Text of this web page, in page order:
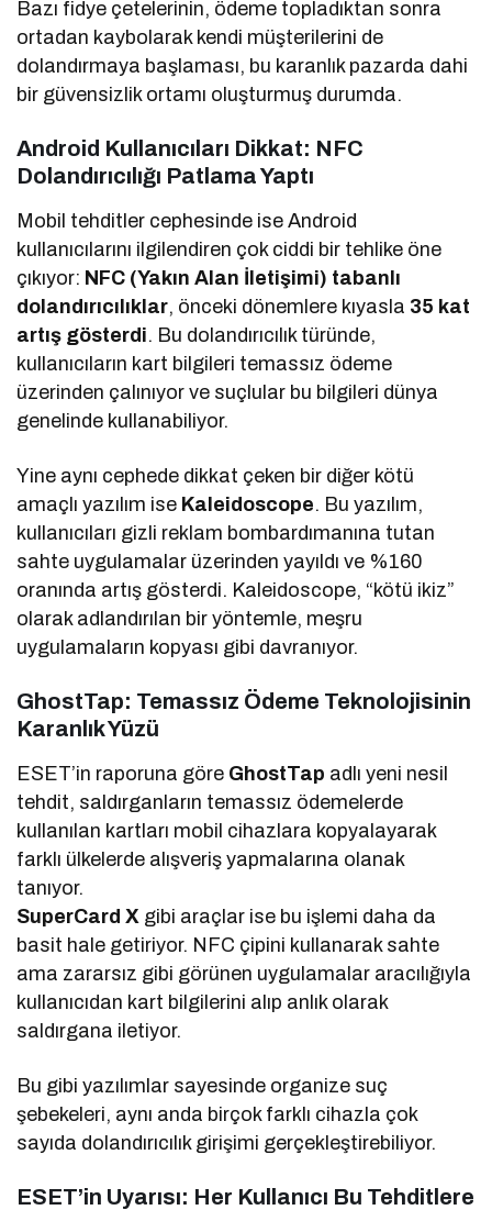
Bazı fidye çetelerinin, ödeme topladıktan sonra
ortadan kaybolarak kendi müşterilerini de
dolandırmaya başlaması, bu karanlık pazarda dahi
bir güvensizlik ortamı oluşturmuş durumda.
Android Kullanıcıları Dikkat: NFC
Dolandırıcılığı Patlama Yaptı
Mobil tehditler cephesinde ise Android
kullanıcılarını ilgilendiren çok ciddi bir tehlike öne
çıkıyor: NFC (Yakın Alan İletişimi) tabanlı
dolandırıcılıklar, önceki dönemlere kıyasla 35 kat
artış gösterdi. Bu dolandırıcılık türünde,
kullanıcıların kart bilgileri temassız ödeme
üzerinden çalınıyor ve suçlular bu bilgileri dünya
genelinde kullanabiliyor.
Yine aynı cephede dikkat çeken bir diğer kötü
amaçlı yazılım ise Kaleidoscope. Bu yazılım,
kullanıcıları gizli reklam bombardımanına tutan
sahte uygulamalar üzerinden yayıldı ve %160
oranında artış gösterdi. Kaleidoscope, “kötü ikiz”
olarak adlandırılan bir yöntemle, meşru
uygulamaların kopyası gibi davranıyor.
GhostTap: Temassız Ödeme Teknolojisinin
Karanlık Yüzü
ESET’in raporuna göre GhostTap adlı yeni nesil
tehdit, saldırganların temassız ödemelerde
kullanılan kartları mobil cihazlara kopyalayarak
farklı ülkelerde alışveriş yapmalarına olanak
tanıyor.
SuperCard X gibi araçlar ise bu işlemi daha da
basit hale getiriyor. NFC çipini kullanarak sahte
ama zararsız gibi görünen uygulamalar aracılığıyla
kullanıcıdan kart bilgilerini alıp anlık olarak
saldırgana iletiyor.
Bu gibi yazılımlar sayesinde organize suç
şebekeleri, aynı anda birçok farklı cihazla çok
sayıda dolandırıcılık girişimi gerçekleştirebiliyor.
ESET’in Uyarısı: Her Kullanıcı Bu Tehditlere